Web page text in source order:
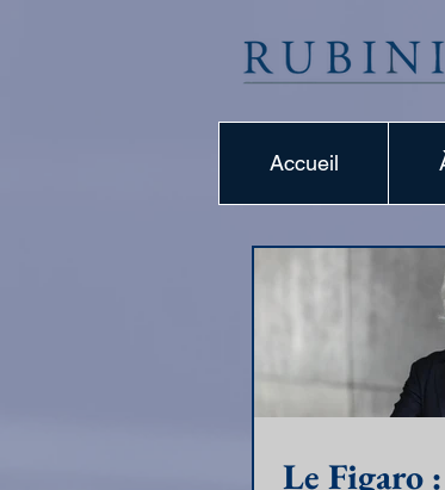
Accueil
Le Figaro